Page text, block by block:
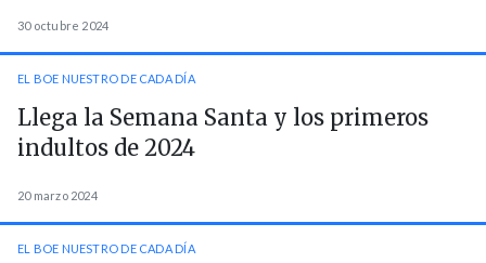
30 octubre 2024
EL BOE NUESTRO DE CADA DÍA
Llega la Semana Santa y los primeros
indultos de 2024
20 marzo 2024
EL BOE NUESTRO DE CADA DÍA